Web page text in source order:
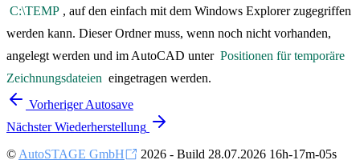
C:\TEMP , auf den einfach mit dem Windows Explorer zugegriffen
werden kann. Dieser Ordner muss, wenn noch nicht vorhanden,
angelegt werden und im AutoCAD unter Positionen für temporäre
Zeichnungsdateien eingetragen werden.
Vorheriger Autosave
Nächster Wiederherstellung
© AutoSTAGE GmbH 2026 - Build 28.07.2026 16h-17m-05s